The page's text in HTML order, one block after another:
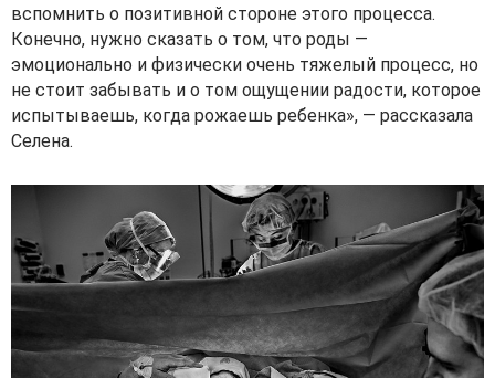
вспомнить о позитивной стороне этого процесса.
Конечно, нужно сказать о том, что роды —
эмоционально и физически очень тяжелый процесс, но
не стоит забывать и о том ощущении радости, которое
испытываешь, когда рожаешь ребенка», — рассказала
Селена.